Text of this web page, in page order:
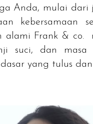
Anda, mulai dari
kebersamaan
alami Frank & co.
suci, dan masa
yang tulus